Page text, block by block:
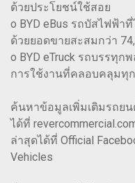
ด้วยประโยชน์ใช้สอย
o BYD eBus รถบัสไฟฟ้า
ด้วยยอดขายสะสมกว่า
o BYD eTruck รถบรรทุ
การใช้งานที่คลอบคลุมทุ
ค้นหาข้อมูลเพิ่มเติมรถย
ได้ที่
ล่าสุดได้ที่ Official
Vehicles